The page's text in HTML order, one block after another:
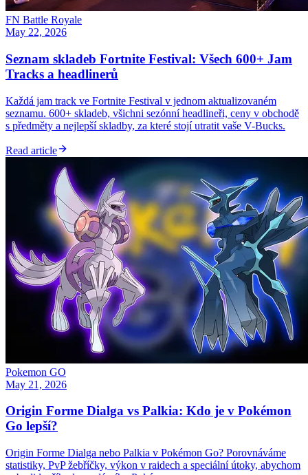
FN Battle Royale
May 22, 2026
Seznam skladeb Fortnite Festival: Všech 600+ Jam
Tracks a headlinerů
Každá jam track ve Fortnite Festival v jednom aktualizovaném
seznamu. 600+ skladeb, všichni sezónní headlineři, ceny v obchodě
s předměty a nejlepší skladby, za které stojí utratit vaše V-Bucks.
Read article
Pokemon GO
May 21, 2026
Origin Forme Dialga vs Palkia: Kdo je v Pokémon
Go lepší?
Origin Forme Dialga nebo Palkia v Pokémon Go? Porovnáváme
statistiky, PvP žebříčky, výkon v raidech a speciální útoky, abychom